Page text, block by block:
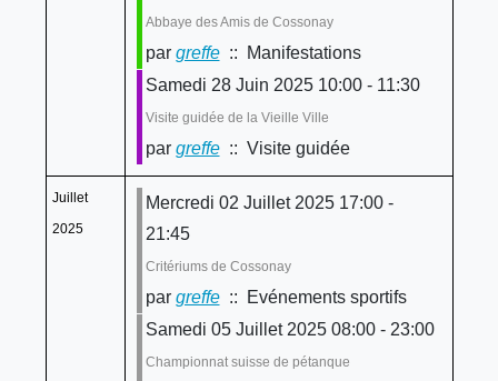
Abbaye des Amis de Cossonay
par greffe:: Manifestations
Samedi 28 Juin 2025 10:00 - 11:30
Visite guidée de la Vieille Ville
par greffe:: Visite guidée
Juillet
2025
Mercredi 02 Juillet 2025 17:00 -
21:45
Critériums de Cossonay
par greffe:: Evénements sportifs
Samedi 05 Juillet 2025 08:00 - 23:00
Championnat suisse de pétanque